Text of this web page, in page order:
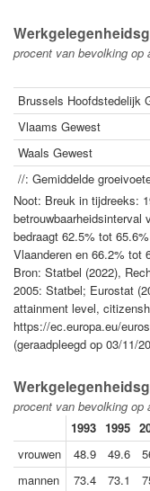
procent van bevolking op
Brussels Hoofdstedelijk
Vlaams Gewest
Waals Gewest
//: Gemiddelde
Noot: Breuk in tijdreeks:
betrouwbaarheidsinterval
bedraagt 62.5% tot
Vlaanderen en 66.2% tot
Bron: Statbel (2022),
2005: Statbel; Eurostat
attainment level,
https://ec.europa.eu/
(geraadpleegd op 03/11/
procent van bevolking op
1993 1995
vrouwen
48.9 49.6
mannen
73.4 73.1